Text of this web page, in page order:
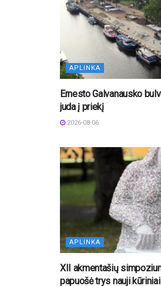
APLINKA
Ernesto Galvanausko
juda į priekį
2026-08-06
APLINKA
XII akmentašių
papuošė trys nauji kūriniai